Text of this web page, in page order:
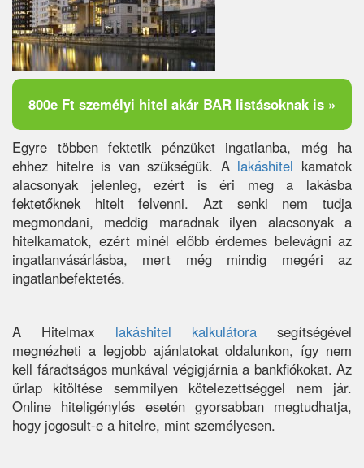
800e Ft személyi hitel akár BAR listásoknak is »
Egyre többen fektetik pénzüket ingatlanba, még ha
ehhez hitelre is van szükségük. A lakáshitel kamatok
alacsonyak jelenleg, ezért is éri meg a lakásba
fektetőknek hitelt felvenni. Azt senki nem tudja
megmondani, meddig maradnak ilyen alacsonyak a
hitelkamatok, ezért minél előbb érdemes belevágni az
ingatlanvásárlásba, mert még mindig megéri az
ingatlanbefektetés.
A Hitelmax lakáshitel kalkulátora segítségével
megnézheti a legjobb ajánlatokat oldalunkon, így nem
kell fáradtságos munkával végigjárnia a bankfiókokat. Az
űrlap kitöltése semmilyen kötelezettséggel nem jár.
Online hiteligénylés esetén gyorsabban megtudhatja,
hogy jogosult-e a hitelre, mint személyesen.